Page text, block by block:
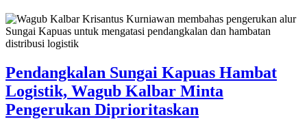
Pendangkalan Sungai Kapuas Hambat
Logistik, Wagub Kalbar Minta
Pengerukan Diprioritaskan